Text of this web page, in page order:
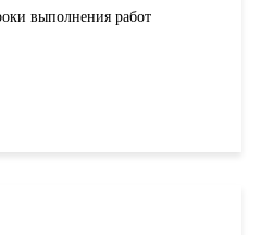
выполнения работ